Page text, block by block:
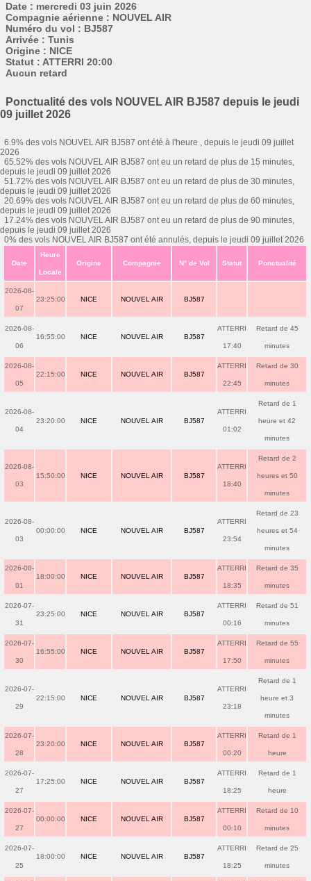
Date : mercredi 03 juin 2026
Compagnie aérienne : NOUVEL AIR
Numéro du vol : BJ587
Arrivée : Tunis
Origine : NICE
Statut : ATTERRI 20:00
Aucun retard
Ponctualité des vols NOUVEL AIR BJ587 depuis le jeudi
09 juillet 2026
6.9% des vols NOUVEL AIR BJ587 ont été à l'heure , depuis le jeudi 09 juillet
2026
65.52% des vols NOUVEL AIR BJ587 ont eu un retard de plus de 15 minutes,
depuis le jeudi 09 juillet 2026
51.72% des vols NOUVEL AIR BJ587 ont eu un retard de plus de 30 minutes,
depuis le jeudi 09 juillet 2026
20.69% des vols NOUVEL AIR BJ587 ont eu un retard de plus de 60 minutes,
depuis le jeudi 09 juillet 2026
17.24% des vols NOUVEL AIR BJ587 ont eu un retard de plus de 90 minutes,
depuis le jeudi 09 juillet 2026
0% des vols NOUVEL AIR BJ587 ont été annulés, depuis le jeudi 09 juillet 2026
Date
Heure
Locale
Origine Compagnie N° de Vol Statut Ponctualité
2026-08-
07
23:25:00 NICE NOUVEL AIR BJ587
2026-08-
06
16:55:00 NICE NOUVEL AIR BJ587
ATTERRI
17:40
Retard de 45
minutes
2026-08-
05
22:15:00 NICE NOUVEL AIR BJ587
ATTERRI
22:45
Retard de 30
minutes
2026-08-
04
23:20:00 NICE NOUVEL AIR BJ587
ATTERRI
01:02
Retard de 1
heure et 42
minutes
2026-08-
03
15:50:00 NICE NOUVEL AIR BJ587
ATTERRI
18:40
Retard de 2
heures et 50
minutes
2026-08-
03
00:00:00 NICE NOUVEL AIR BJ587
ATTERRI
23:54
Retard de 23
heures et 54
minutes
2026-08-
01
18:00:00 NICE NOUVEL AIR BJ587
ATTERRI
18:35
Retard de 35
minutes
2026-07-
31
23:25:00 NICE NOUVEL AIR BJ587
ATTERRI
00:16
Retard de 51
minutes
2026-07-
30
16:55:00 NICE NOUVEL AIR BJ587
ATTERRI
17:50
Retard de 55
minutes
2026-07-
29
22:15:00 NICE NOUVEL AIR BJ587
ATTERRI
23:18
Retard de 1
heure et 3
minutes
2026-07-
28
23:20:00 NICE NOUVEL AIR BJ587
ATTERRI
00:20
Retard de 1
heure
2026-07-
27
17:25:00 NICE NOUVEL AIR BJ587
ATTERRI
18:25
Retard de 1
heure
2026-07-
27
00:00:00 NICE NOUVEL AIR BJ587
ATTERRI
00:10
Retard de 10
minutes
2026-07-
25
18:00:00 NICE NOUVEL AIR BJ587
ATTERRI
18:25
Retard de 25
minutes